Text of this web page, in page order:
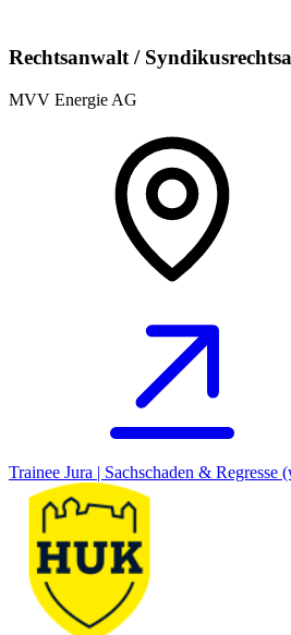
Rechtsanwalt /
MVV Energie AG
Trainee Jura | Sachschaden & Regresse